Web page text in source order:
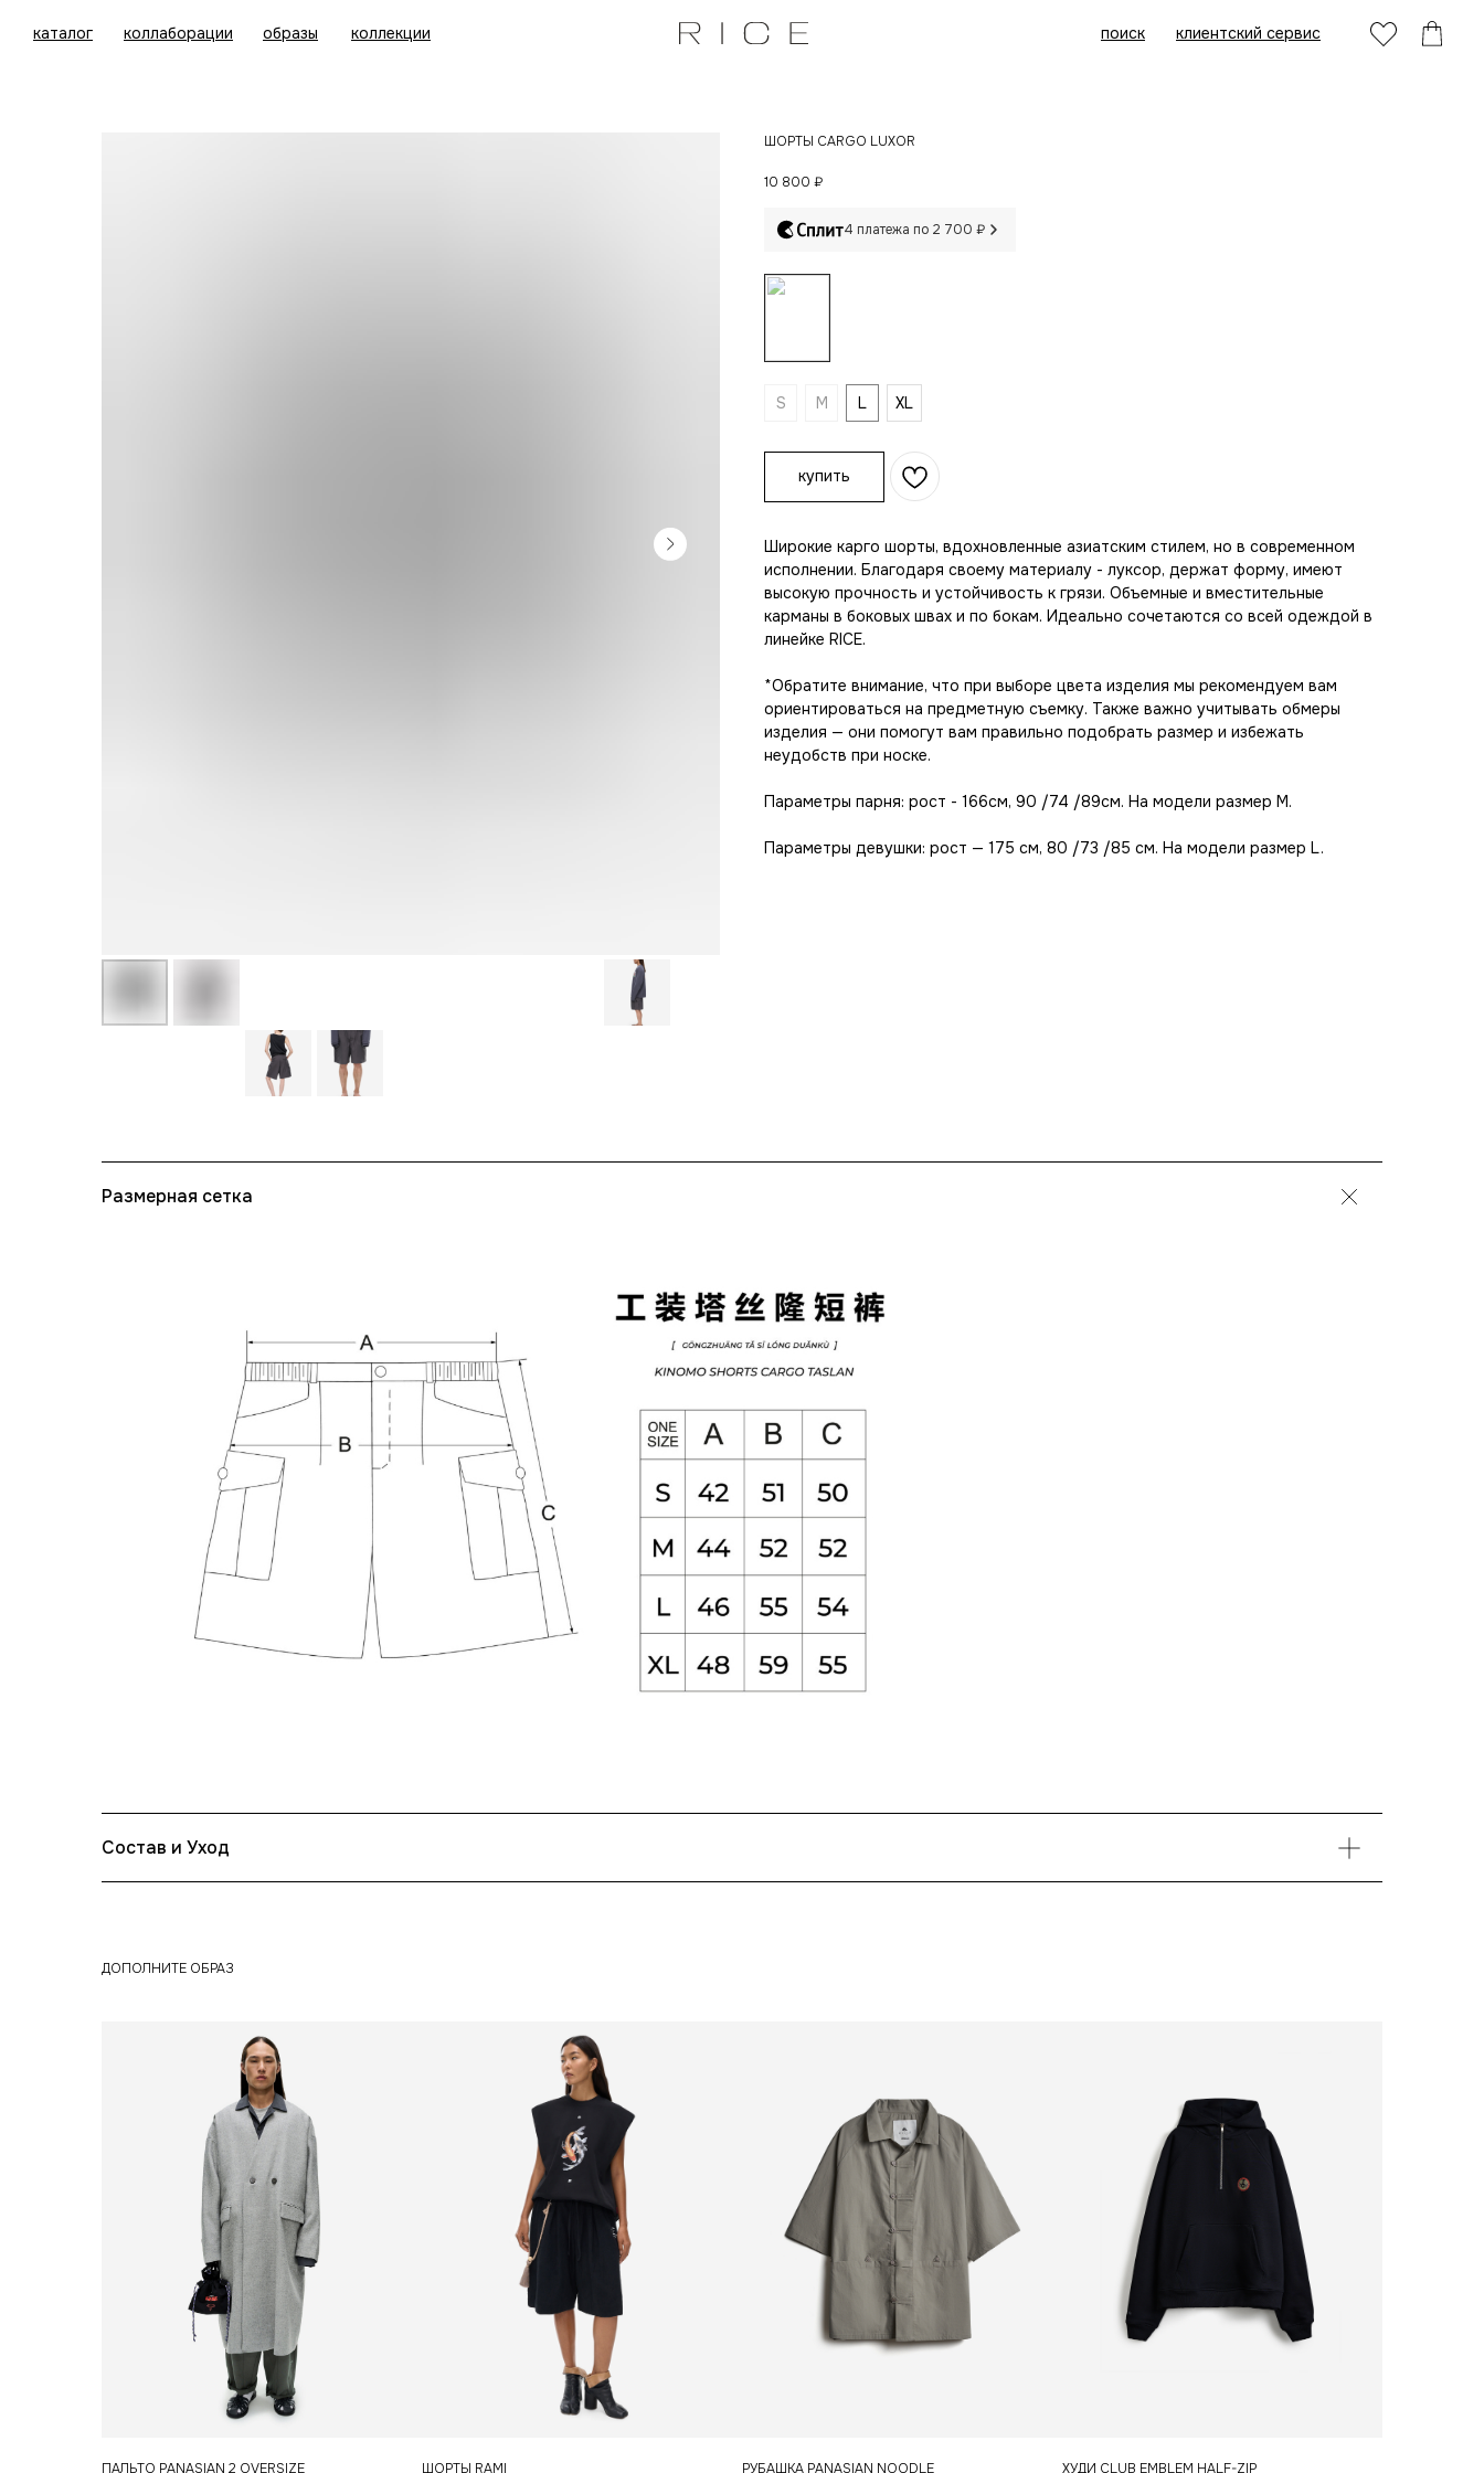
каталог коллаборации коллекции
образы клиентский сервис
поиск
ШОРТЫ CARGO LUXOR
10 800 ₽
4 платежа по 2 700 ₽
S M L XL
купить
Широкие карго шорты, вдохновленные азиатским стилем, но в современном
исполнении. Благодаря своему материалу - луксор, держат форму, имеют
высокую прочность и устойчивость к грязи. Объемные и вместительные
карманы в боковых швах и по бокам. Идеально сочетаются со всей одеждой в
линейке RICE.
*Обратите внимание, что при выборе цвета изделия мы рекомендуем вам
ориентироваться на предметную съемку. Также важно учитывать обмеры
изделия — они помогут вам правильно подобрать размер и избежать
неудобств при носке.
Параметры парня: рост - 166см, 90 /74 /89см. На модели размер M.
Параметры девушки: рост — 175 см, 80 /73 /85 см. На модели размер L.
Размерная сетка
Состав и Уход
ДОПОЛНИТЕ ОБРАЗ
ПАЛЬТО PANASIAN 2 OVERSIZE ШОРТЫ RAMI РУБАШКА PANASIAN NOODLE ХУДИ CLUB EMBLEM HALF-ZIP